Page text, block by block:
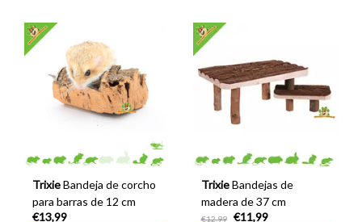
Trixie Bandeja de corcho
para barras de 12 cm
€13,99
Trixie Bandejas de
madera de 37 cm
€12,99
€11,99